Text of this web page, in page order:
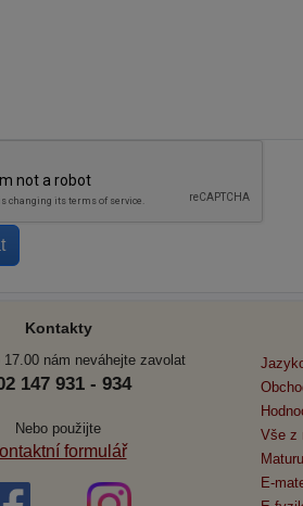
Kontakty
17.00 nám neváhejte zavolat
147 931 - 934
Nebo použijte
formulář
Vše z
E-